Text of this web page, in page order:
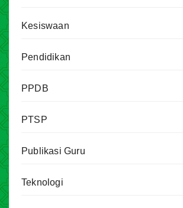
Kesiswaan
Pendidikan
PPDB
PTSP
Publikasi Guru
Teknologi